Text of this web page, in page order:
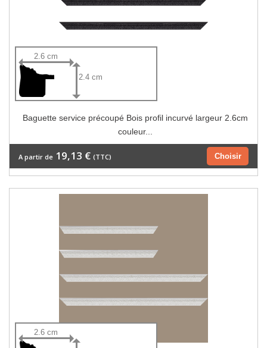
2.6 cm
2.4 cm
Baguette service précoupé Bois profil incurvé largeur 2.6cm
couleur...
Choisir
A partir de 19,13 € (TTC)
2.6 cm